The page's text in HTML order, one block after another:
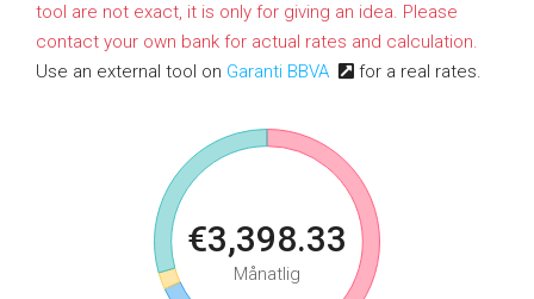
tool are not exact, it is only for giving an idea. Please
contact your own bank for actual rates and calculation.
Use an external tool on Garanti BBVA for a real rates.
€3,398.33
Månatlig